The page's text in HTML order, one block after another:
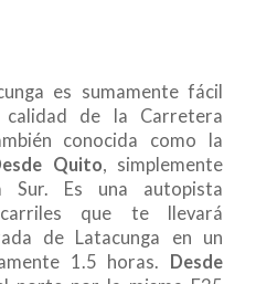
es sumamente fácil
de la Carretera
conocida como la
Quito, simplemente
Sur. Es una autopista
que te llevará
de Latacunga en un
1.5 horas. Desde